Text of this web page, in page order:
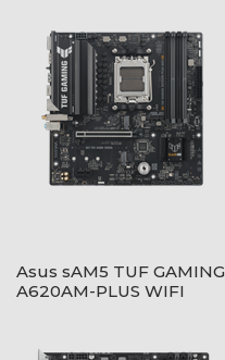
Asus sAM5 TUF GAMING
A620AM-PLUS WIFI